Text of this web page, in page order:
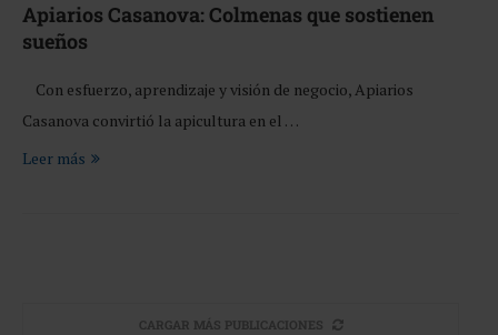
Apiarios Casanova: Colmenas que sostienen
sueños
Con esfuerzo, aprendizaje y visión de negocio, Apiarios
Casanova convirtió la apicultura en el …
Leer más
CARGAR MÁS PUBLICACIONES